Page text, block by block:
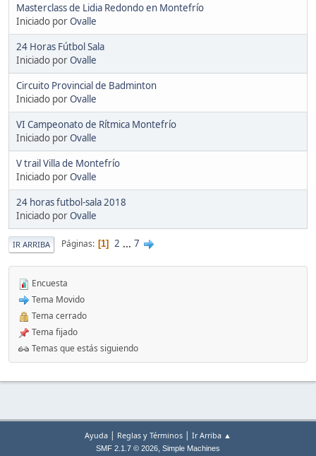
Masterclass de Lidia Redondo en Montefrío
Iniciado porOvalle
24 Horas Fútbol Sala
Iniciado porOvalle
Circuito Provincial de Badminton
Iniciado porOvalle
VI Campeonato de Rítmica Montefrío
Iniciado porOvalle
V trail Villa de Montefrío
Iniciado porOvalle
24 horas futbol-sala 2018
Iniciado porOvalle
IR ARRIBA Páginas 1 2 ... 7
Encuesta
Tema Movido
Tema cerrado
Tema fijado
Temas que estás siguiendo
Ayuda | Reglas y Términos | Ir Arriba ▲
SMF 2.1.7 © 2026, Simple Machines